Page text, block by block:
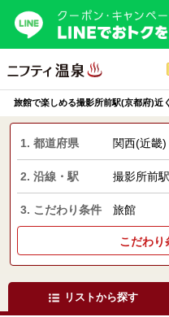
旅館で楽しめる撮影所前駅(京都府)近
1. 都道府県 関西(近畿
2. 沿線・駅 撮影所前駅
3. こだわり条件 旅館
こだわり
リストから探す